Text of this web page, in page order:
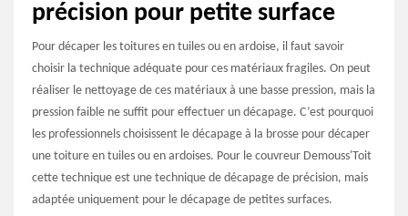
précision pour petite surface
Pour décaper les toitures en tuiles ou en ardoise, il faut savoir
choisir la technique adéquate pour ces matériaux fragiles. On peut
réaliser le nettoyage de ces matériaux à une basse pression, mais la
pression faible ne suffit pour effectuer un décapage. C’est pourquoi
les professionnels choisissent le décapage à la brosse pour décaper
une toiture en tuiles ou en ardoises. Pour le couvreur Demouss'Toit
cette technique est une technique de décapage de précision, mais
adaptée uniquement pour le décapage de petites surfaces.